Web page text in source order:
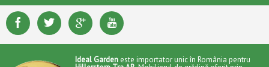
Ideal Garden este importator unic în România pentru